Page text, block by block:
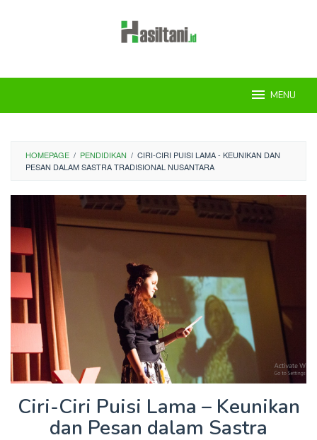
MENU
HOMEPAGE / PENDIDIKAN / CIRI-CIRI PUISI LAMA - KEUNIKAN DAN
PESAN DALAM SASTRA TRADISIONAL NUSANTARA
Ciri-Ciri Puisi Lama – Keunikan
dan Pesan dalam Sastra